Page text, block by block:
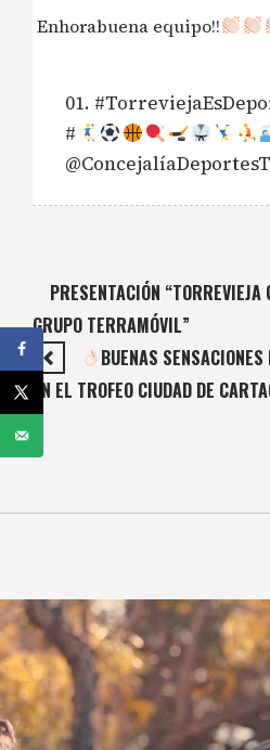
Enhorabuena equipo!!
#
PRESENTACIÓN
GRUPO TERRAMÓVIL”
BUENAS
EN EL TROFEO CIUDAD DE